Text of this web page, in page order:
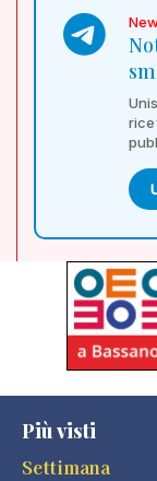
Più visti
Settimana